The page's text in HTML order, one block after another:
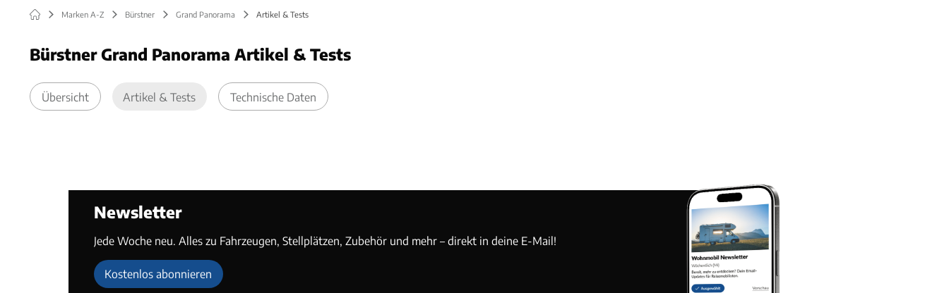
Marken A-Z Bürstner Grand Panorama Artikel & Tests
Bürstner Grand Panorama Artikel & Tests
Übersicht Artikel & Tests Technische Daten
Newsletter
Jede Woche neu. Alles zu Fahrzeugen, Stellplätzen, Zubehör und mehr – direkt in deine E-Mail!
Kostenlos abonnieren